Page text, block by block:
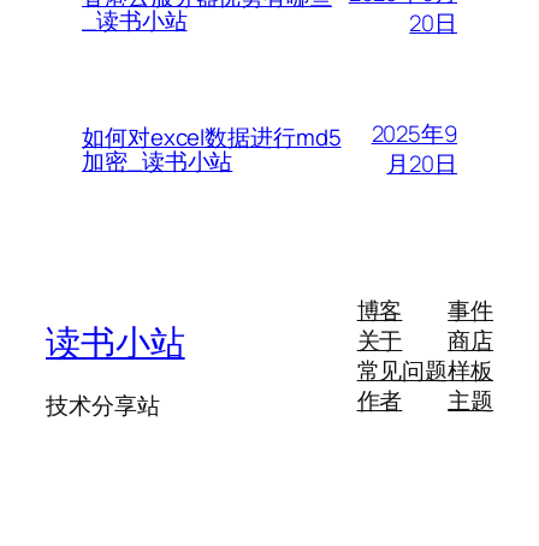
_读书小站
20日
如何对excel数据进行md5
加密_读书小站
2025年9
月20日
读书小站
技术分享站
博客
关于
常见问题
作者
事件
商店
样板
主题